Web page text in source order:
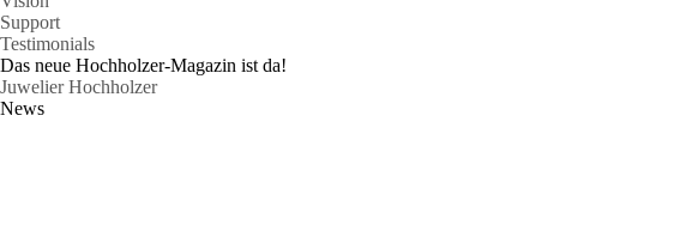
Support
Testimonials
Das neue Hochholzer-Magazin ist da!
Juwelier Hochholzer
News